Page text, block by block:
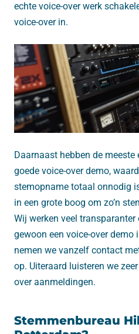
echte voice-over werk
voice-over in.
Daarnaast hebben de
goede voice-over demo,
stemopname totaal onnodig
in een grote boog om zo’n
Wij werken veel
gewoon een voice-over demo
nemen we vanzelf contact
op. Uiteraard luisteren we
over aanmeldingen.
Stemmenbureau